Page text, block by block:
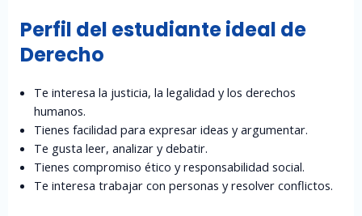
Perfil del estudiante ideal de
Derecho
Te interesa la justicia, la legalidad y los derechos
humanos.
Tienes facilidad para expresar ideas y argumentar.
Te gusta leer, analizar y debatir.
Tienes compromiso ético y responsabilidad social.
Te interesa trabajar con personas y resolver conflictos.